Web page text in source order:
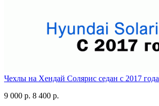
Чехлы на Хендай Солярис седан с 2017 года
9 000 р. 8 400 р.